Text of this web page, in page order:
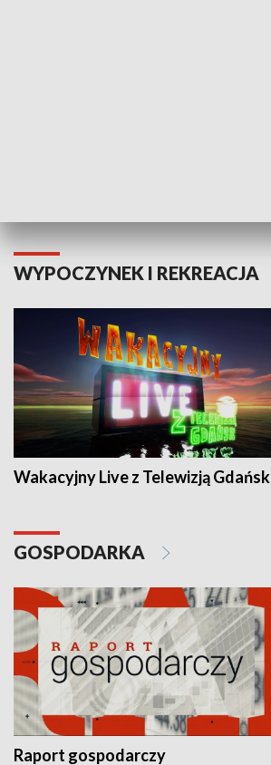
WYPOCZYNEK I REKREACJA
Wakacyjny Live z Telewizją Gdańsk
GOSPODARKA
Raport gospodarczy